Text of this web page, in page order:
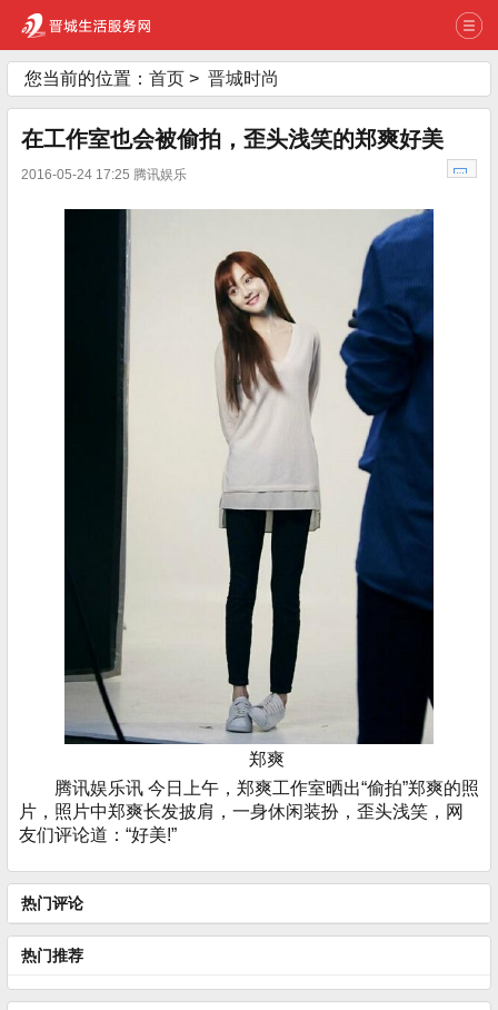
您当前的位置： 首页 > 晋城时尚
在工作室也会被偷拍，歪头浅笑的郑爽好美
2016-05-24 17:25 腾讯娱乐
郑爽
腾讯娱乐讯 今日上午，郑爽工作室晒出“偷拍”郑爽的照
片，照片中郑爽长发披肩，一身休闲装扮，歪头浅笑，网
友们评论道：“好美!”
热门评论
热门推荐